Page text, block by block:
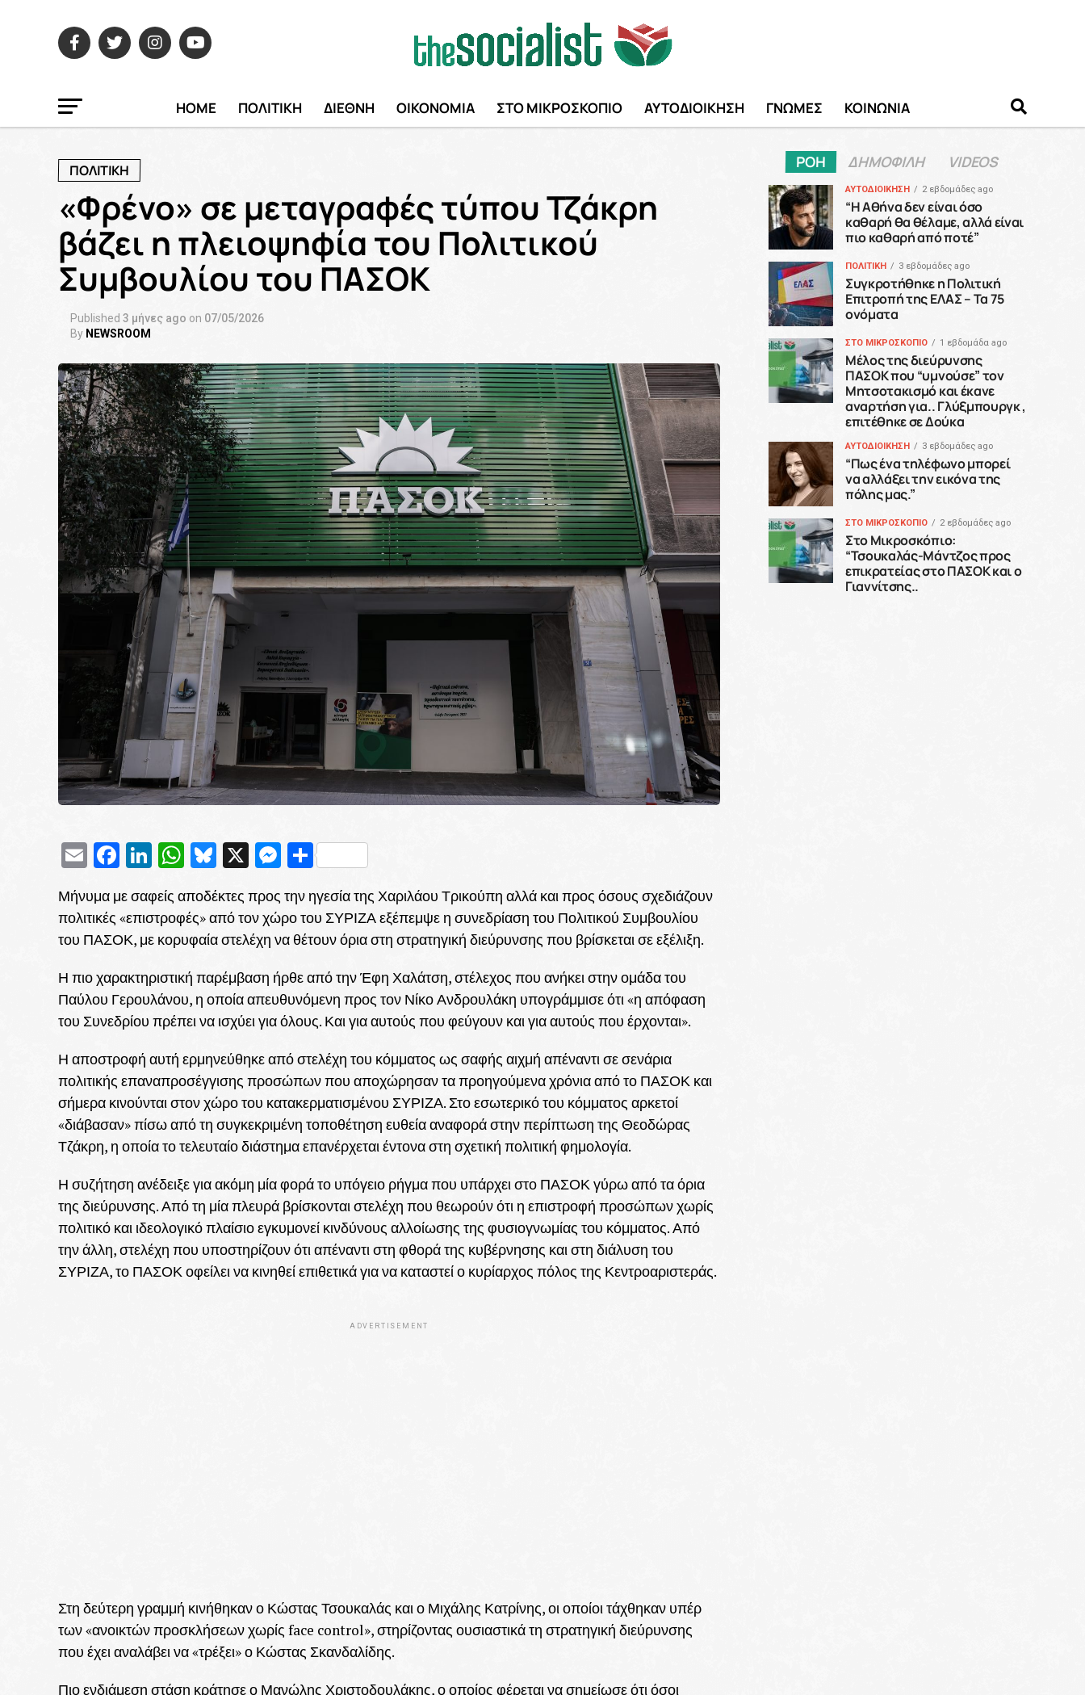
HOME ΠΟΛΙΤΙΚΗ ΔΙΕΘΝΗ ΟΙΚΟΝΟΜΙΑ ΣΤΟ ΜΙΚΡΟΣΚΟΠΙΟ ΑΥΤΟΔΙΟΙΚΗΣΗ ΓΝΩΜΕΣ ΚΟΙΝΩΝΙΑ
ΠΟΛΙΤΙΚΗ
«Φρένο» σε μεταγραφές τύπου Τζάκρη
βάζει η πλειοψηφία του Πολιτικού
Συμβουλίου του ΠΑΣΟΚ
Published 3 μήνες ago on 07/05/2026
By NEWSROOM
EmailFacebook
LinkedIn
WhatsApp
Bluesky
X Messenger
Μοιραστείτε
Μήνυμα με σαφείς αποδέκτες προς την ηγεσία της Χαριλάου Τρικούπη αλλά και προς όσους σχεδιάζουν
πολιτικές «επιστροφές» από τον χώρο του ΣΥΡΙΖΑ εξέπεμψε η συνεδρίαση του Πολιτικού Συμβουλίου
του ΠΑΣΟΚ, με κορυφαία στελέχη να θέτουν όρια στη στρατηγική διεύρυνσης που βρίσκεται σε εξέλιξη.
Η πιο χαρακτηριστική παρέμβαση ήρθε από την Έφη Χαλάτση, στέλεχος που ανήκει στην ομάδα του
Παύλου Γερουλάνου, η οποία απευθυνόμενη προς τον Νίκο Ανδρουλάκη υπογράμμισε ότι «η απόφαση
του Συνεδρίου πρέπει να ισχύει για όλους. Και για αυτούς που φεύγουν και για αυτούς που έρχονται».
Η αποστροφή αυτή ερμηνεύθηκε από στελέχη του κόμματος ως σαφής αιχμή απέναντι σε σενάρια
πολιτικής επαναπροσέγγισης προσώπων που αποχώρησαν τα προηγούμενα χρόνια από το ΠΑΣΟΚ και
σήμερα κινούνται στον χώρο του κατακερματισμένου ΣΥΡΙΖΑ. Στο εσωτερικό του κόμματος αρκετοί
«διάβασαν» πίσω από τη συγκεκριμένη τοποθέτηση ευθεία αναφορά στην περίπτωση της Θεοδώρας
Τζάκρη, η οποία το τελευταίο διάστημα επανέρχεται έντονα στη σχετική πολιτική φημολογία.
Η συζήτηση ανέδειξε για ακόμη μία φορά το υπόγειο ρήγμα που υπάρχει στο ΠΑΣΟΚ γύρω από τα όρια
της διεύρυνσης. Από τη μία πλευρά βρίσκονται στελέχη που θεωρούν ότι η επιστροφή προσώπων χωρίς
πολιτικό και ιδεολογικό πλαίσιο εγκυμονεί κινδύνους αλλοίωσης της φυσιογνωμίας του κόμματος. Από
την άλλη, στελέχη που υποστηρίζουν ότι απέναντι στη φθορά της κυβέρνησης και στη διάλυση του
ΣΥΡΙΖΑ, το ΠΑΣΟΚ οφείλει να κινηθεί επιθετικά για να καταστεί ο κυρίαρχος πόλος της Κεντροαριστεράς.
ADVERTISEMENT
Στη δεύτερη γραμμή κινήθηκαν ο Κώστας Τσουκαλάς και ο Μιχάλης Κατρίνης, οι οποίοι τάχθηκαν υπέρ
των «ανοικτών προσκλήσεων χωρίς face control», στηρίζοντας ουσιαστικά τη στρατηγική διεύρυνσης
που έχει αναλάβει να «τρέξει» ο Κώστας Σκανδαλίδης.
Πιο ενδιάμεση στάση κράτησε ο Μανώλης Χριστοδουλάκης, ο οποίος φέρεται να σημείωσε ότι όσοι
ΡΟΗ ΔΗΜΟΦΙΛΗ VIDEOS
ΑΥΤΟΔΙΟΙΚΗΣΗ 2 εβδομάδες ago
“H Αθήνα δεν είναι όσο
καθαρή θα θέλαμε, αλλά είναι
πιο καθαρή από ποτέ”
ΠΟΛΙΤΙΚΗ 3 εβδομάδες ago
Συγκροτήθηκε η Πολιτική
Επιτροπή της ΕΛΑΣ – Τα 75
ονόματα
ΣΤΟ ΜΙΚΡΟΣΚΟΠΙΟ 1 εβδομάδα ago
Μέλος της διεύρυνσης
ΠΑΣΟΚ που “υμνούσε” τον
Μητσοτακισμό και έκανε
αναρτήση για.. Γλύξμπουργκ ,
επιτέθηκε σε Δούκα
ΑΥΤΟΔΙΟΙΚΗΣΗ 3 εβδομάδες ago
“Πως ένα τηλέφωνο μπορεί
να αλλάξει την εικόνα της
πόλης μας.”
ΣΤΟ ΜΙΚΡΟΣΚΟΠΙΟ 2 εβδομάδες ago
Στο Μικροσκόπιο:
“Τσουκαλάς-Μάντζος προς
επικρατείας στο ΠΑΣΟΚ και ο
Γιαννίτσης..